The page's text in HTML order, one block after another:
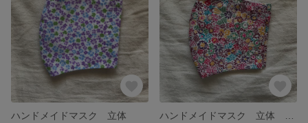
ハンドメイドマスク 立体